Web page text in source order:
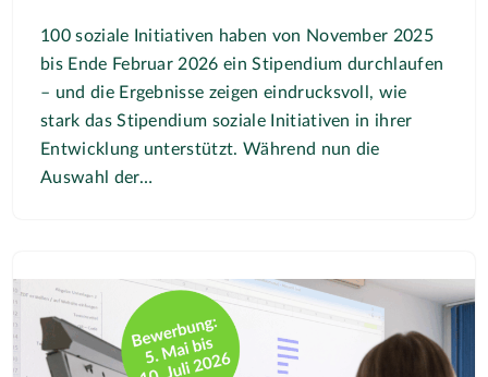
100 soziale Initiativen haben von November 2025
bis Ende Februar 2026 ein Stipendium durchlaufen
– und die Ergebnisse zeigen eindrucksvoll, wie
stark das Stipendium soziale Initiativen in ihrer
Entwicklung unterstützt. Während nun die
Auswahl der…